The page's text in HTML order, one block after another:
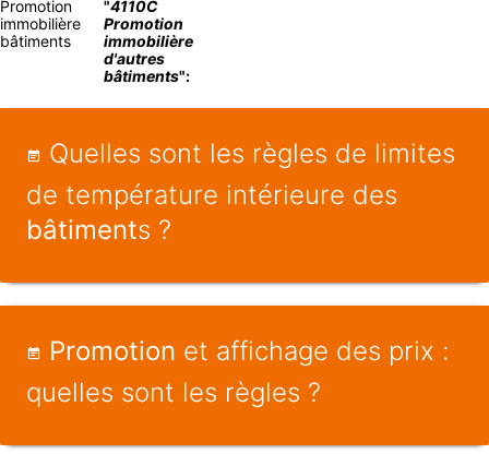
Promotion
immobilière
bâtiments
"4110C
Promotion
immobilière
d'autres
bâtiments":
Quelles sont les règles de limites
de température intérieure des
bâtiments ?
Promotion et affichage des prix :
quelles sont les règles ?